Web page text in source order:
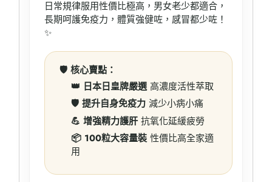
日常規律服用性價比極高，男女老少都適合，
長期呵護免疫力，體質強健咗，感冒都少咗！
✨
🛡️ 核心賣點：
👑 日本日皇牌嚴選高濃度活性萃取
🛡️ 提升自身免疫力 減少小病小痛
💪 增強精力護肝 抗氧化延緩疲勞
📦 100粒大容量裝性價比高全家適
用